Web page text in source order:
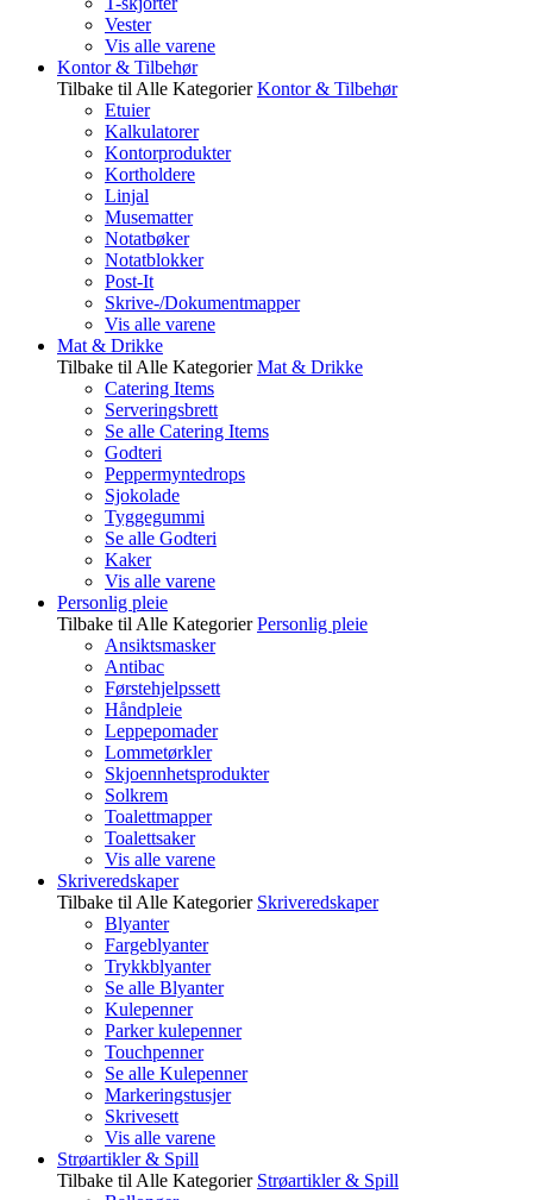
Vester
Vis alle varene
Kontor & Tilbehør
Tilbake til Alle Kategorier Kontor & Tilbehør
Etuier
Kalkulatorer
Kontorprodukter
Kortholdere
Linjal
Musematter
Notatbøker
Notatblokker
Post-It
Skrive-/Dokumentmapper
Vis alle varene
Mat & Drikke
Tilbake til Alle Kategorier Mat & Drikke
Catering Items
Serveringsbrett
Se alle Catering Items
Godteri
Peppermyntedrops
Sjokolade
Tyggegummi
Se alle Godteri
Kaker
Vis alle varene
Personlig pleie
Tilbake til Alle Kategorier Personlig pleie
Ansiktsmasker
Antibac
Førstehjelpssett
Håndpleie
Leppepomader
Lommetørkler
Skjoennhetsprodukter
Solkrem
Toalettmapper
Toalettsaker
Vis alle varene
Skriveredskaper
Tilbake til Alle Kategorier Skriveredskaper
Blyanter
Fargeblyanter
Trykkblyanter
Se alle Blyanter
Kulepenner
Parker kulepenner
Touchpenner
Se alle Kulepenner
Markeringstusjer
Skrivesett
Vis alle varene
Strøartikler & Spill
Tilbake til Alle Kategorier Strøartikler & Spill